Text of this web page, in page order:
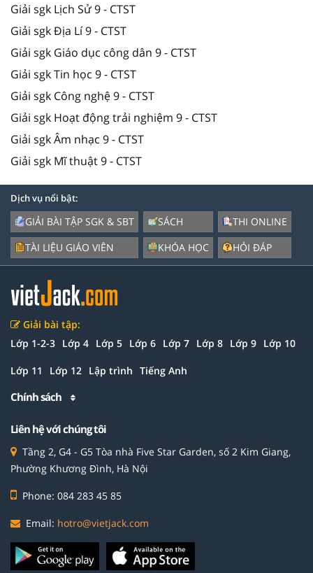
Giải sgk Lịch Sử 9 - CTST
Giải sgk Địa Lí 9 - CTST
Giải sgk Giáo dục công dân 9 - CTST
Giải sgk Tin học 9 - CTST
Giải sgk Công nghệ 9 - CTST
Giải sgk Hoạt động trải nghiệm 9 - CTST
Giải sgk Âm nhạc 9 - CTST
Giải sgk Mĩ thuật 9 - CTST
Dịch vụ nổi bật:
GIẢI BÀI TẬP SGK & SBT
TÀI LIỆU GIÁO VIÊN
SÁCH
KHÓA HỌC
THI ONLINE
HỎI ĐÁP
Giải bài tập:
Lớp 1-2-3 Lớp 4 Lớp 5 Lớp 6 Lớp 7 Lớp 8 Lớp 9 Lớp 10
Lớp 11 Lớp 12 Lập trình Tiếng Anh
Chính sách
Liên hệ với chúng tôi
Tầng 2, G4 - G5 Tòa nhà Five Star Garden, số 2 Kim Giang,
Phường Khương Đình, Hà Nội
Phone: 084 283 45 85
Email: hotro@vietjack.com